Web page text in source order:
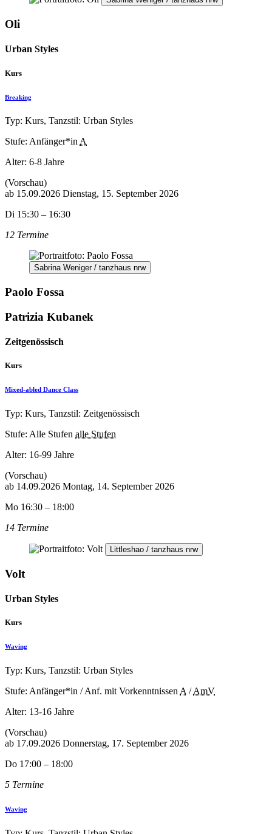
Oli
Urban Styles
Kurs
Breaking
Typ: Kurs, Tanzstil: Urban Styles
Stufe: Anfänger*inA
Alter: 6-8 Jahre
(Vorschau)
ab 15.09.2026 Dienstag, 15. September 2026
Di 15:30 – 16:30
12 Termine
Sabrina Weniger / tanzhaus nrw
Paolo Fossa
Patrizia Kubanek
Zeitgenössisch
Kurs
Mixed-abled Dance Class
Typ: Kurs, Tanzstil: Zeitgenössisch
Stufe: Alle Stufen alle Stufen
Alter: 16-99 Jahre
(Vorschau)
ab 14.09.2026 Montag, 14. September 2026
Mo 16:30 – 18:00
14 Termine
Littleshao / tanzhaus nrw
Volt
Urban Styles
Kurs
Waving
Typ: Kurs, Tanzstil: Urban Styles
Stufe: Anfänger*in / Anf. mit Vorkenntnissen A /AmV
Alter: 13-16 Jahre
(Vorschau)
ab 17.09.2026 Donnerstag, 17. September 2026
Do 17:00 – 18:00
5 Termine
Waving